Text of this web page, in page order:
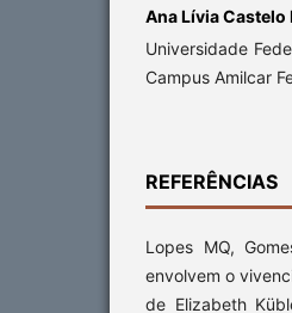
Ana Lívia Castelo
Universidade
Campus Amilcar
REFERÊNCIAS
Lopes MQ,
envolvem o
de Elizabeth